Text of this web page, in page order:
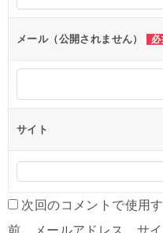
メール（公開されません）
サイト
次回のコメントで使用
前、メールアドレス、サイ